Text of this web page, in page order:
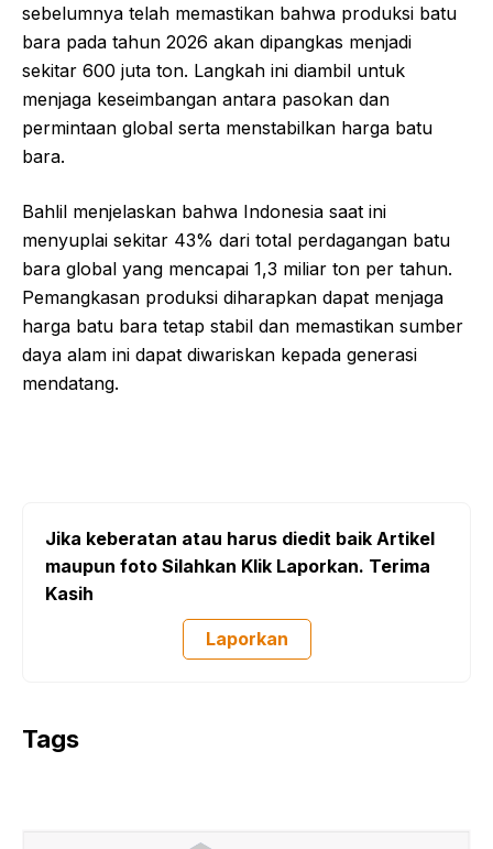
sebelumnya telah memastikan bahwa produksi batu
bara pada tahun 2026 akan dipangkas menjadi
sekitar 600 juta ton. Langkah ini diambil untuk
menjaga keseimbangan antara pasokan dan
permintaan global serta menstabilkan harga batu
bara.
Bahlil menjelaskan bahwa Indonesia saat ini
menyuplai sekitar 43% dari total perdagangan batu
bara global yang mencapai 1,3 miliar ton per tahun.
Pemangkasan produksi diharapkan dapat menjaga
harga batu bara tetap stabil dan memastikan sumber
daya alam ini dapat diwariskan kepada generasi
mendatang.
Jika keberatan atau harus diedit baik Artikel
maupun foto Silahkan Klik Laporkan. Terima
Kasih
Laporkan
Tags